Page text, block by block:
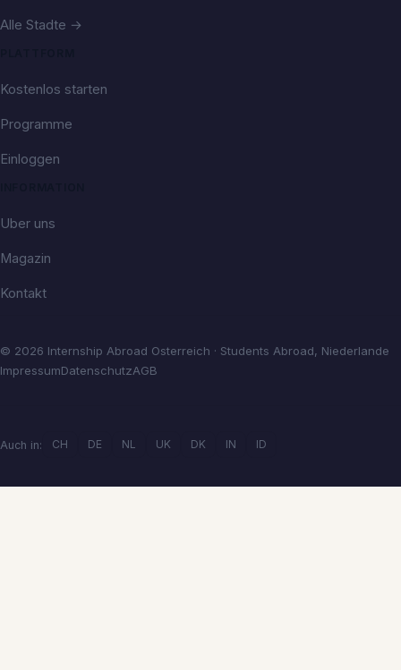
Alle Stadte →
Kostenlos starten
Programme
Einloggen
Uber uns
Magazin
Kontakt
© 2026 Internship Abroad Osterreich · Students Abroad, Niederlande
ImpressumDatenschutzAGB
Auch in: CH DE NL UK DK IN ID